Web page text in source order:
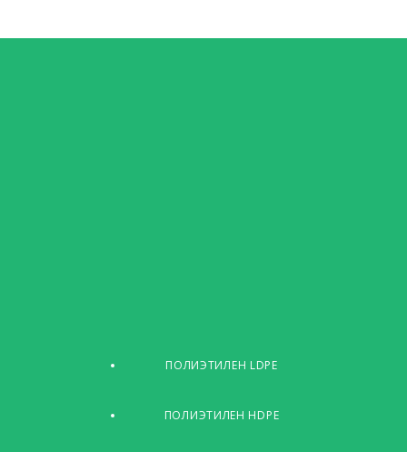
ПОЛИЭТИЛЕН LDPE
ПОЛИЭТИЛЕН HDPE